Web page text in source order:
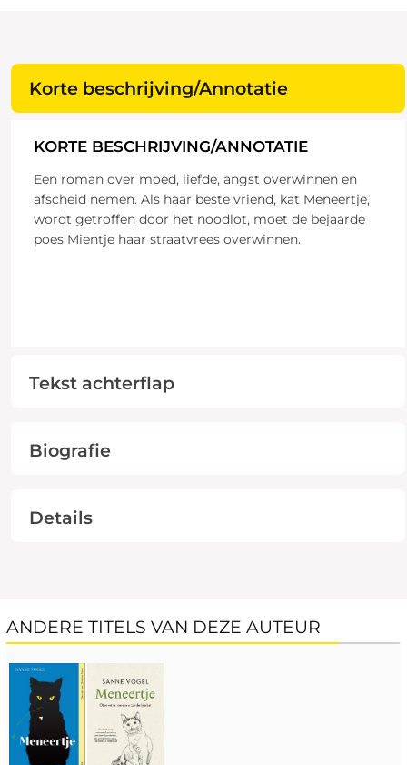
Korte beschrijving/Annotatie
KORTE BESCHRIJVING/ANNOTATIE
Een roman over moed, liefde, angst overwinnen en
afscheid nemen. Als haar beste vriend, kat Meneertje,
wordt getroffen door het noodlot, moet de bejaarde
poes Mientje haar straatvrees overwinnen.
Tekst achterflap
Biografie
Details
ANDERE TITELS VAN DEZE AUTEUR